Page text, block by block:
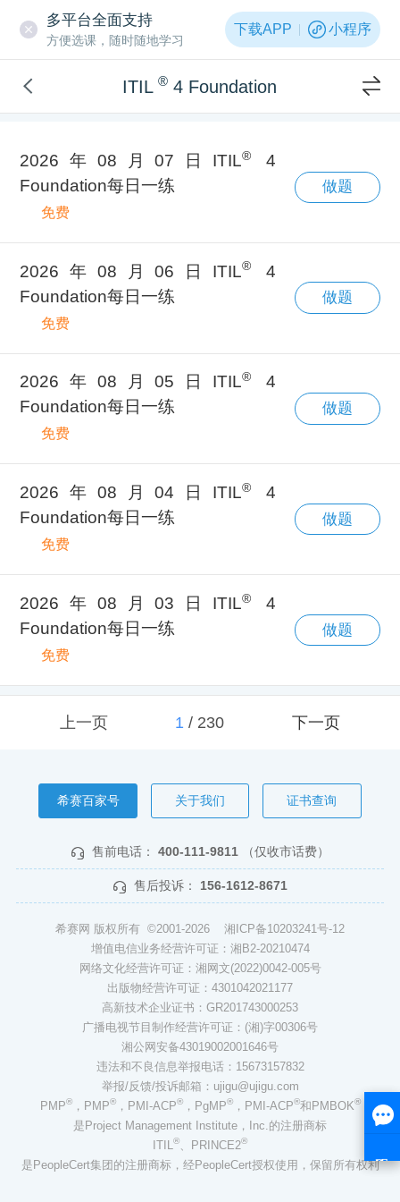
多平台全面支持
方便选课，随时随地学习
下载APP 小程序
ITIL® 4 Foundation
2026年08月07日ITIL®4
Foundation每日一练
免费
做题
2026年08月06日ITIL®4
Foundation每日一练
免费
做题
2026年08月05日ITIL®4
Foundation每日一练
免费
做题
2026年08月04日ITIL®4
Foundation每日一练
免费
做题
2026年08月03日ITIL®4
Foundation每日一练
免费
做题
上一页 1/ 230 下一页
希赛百家号 关于我们 证书查询
售前电话： 400-111-9811 （仅收市话费）
售后投诉： 156-1612-8671
希赛网 版权所有 ©2001-2026 湘ICP备10203241号-12
增值电信业务经营许可证：湘B2-20210474
网络文化经营许可证：湘网文(2022)0042-005号
出版物经营许可证：4301042021177
高新技术企业证书：GR201743000253
广播电视节目制作经营许可证：(湘)字00306号
湘公网安备43019002001646号
违法和不良信息举报电话：15673157832
举报/反馈/投诉邮箱：ujigu@ujigu.com
PMP®，PMP®，PMI-ACP®，PgMP®，PMI-ACP®和PMBOK®
是Project Management Institute，Inc.的注册商标
ITIL®、PRINCE2®
是PeopleCert集团的注册商标，经PeopleCert授权使用，保留所有权利